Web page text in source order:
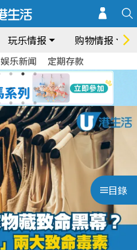
玩乐情报 购物情报
娱乐新闻 定期存款
目錄